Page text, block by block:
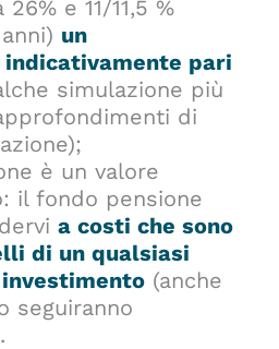
e 11/11,5 %
un
pari
simulazione più
di
è un valore
il fondo pensione
a costi che sono
di un qualsiasi
(anche
seguiranno